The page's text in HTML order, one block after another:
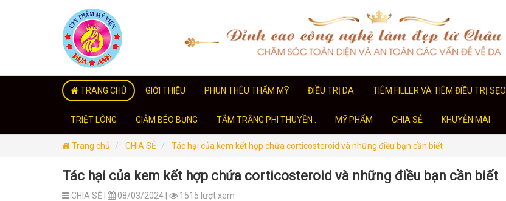
TRANG CHỦ GIỚI THIỆU PHUN THÊU THẨM MỸ ĐIỀU TRỊ DA TIÊM FILLER VÀ TIÊM ĐIỀU TRỊ SẸO
TRIỆT LÔNG GIẢM BÉO BỤNG TẮM TRẮNG PHI THUYỀN . MỸ PHẨM CHIA SẺ KHUYỄN MÃI
Trang chủ CHIA SẺ Tác hại của kem kết hợp chứa corticosteroid và những điều bạn cần biết
Tác hại của kem kết hợp chứa corticosteroid và những điều bạn cần biết
CHIA SẺ | 08/03/2024 | 1515 lượt xem